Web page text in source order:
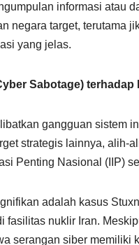
informasi atau
negara target, terutama
yang jelas.
Sabotage)
gangguan sistem
strategis lainnya, alih-
Penting Nasional (IIP)
adalah kasus
fasilitas nuklir Iran.
serangan siber memiliki